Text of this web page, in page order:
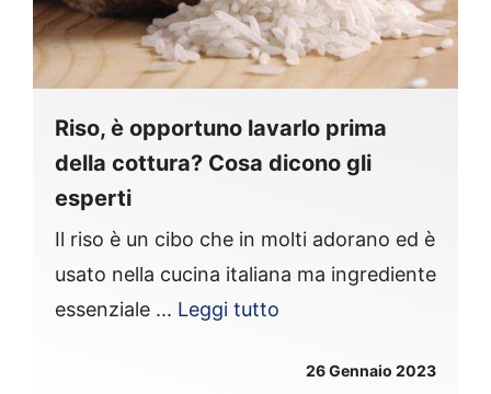
Riso, è opportuno lavarlo prima
della cottura? Cosa dicono gli
esperti
Il riso è un cibo che in molti adorano ed è
usato nella cucina italiana ma ingrediente
essenziale ... Leggi tutto
26 Gennaio 2023